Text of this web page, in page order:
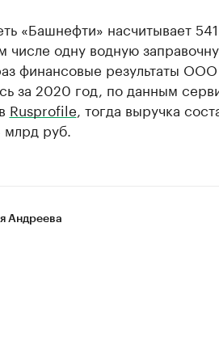
«Башнефти» насчитывает
числе одну водную
финансовые результаты
за 2020 год, по данным
Rusprofile , тогда выручка
руб.
Андреева